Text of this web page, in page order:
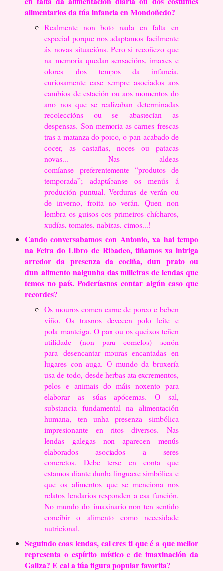
alimentarios da túa infancia en Mondoñedo?
Realmente non boto nada en falta en
especial porque nos adaptamos facilmente
ás novas situacións. Pero si recoñezo que
na memoria quedan sensacións, imaxes e
olores dos tempos da infancia,
curiosamente case sempre asociados aos
cambios de estación ou aos momentos do
ano nos que se realizaban determinadas
recoleccións ou se abastecían as
despensas. Son memoria as carnes frescas
tras a matanza do porco, opan acabado de
cocer, as castañas, noces ou patacas
novas... Nas aldeas
comíansepreferentemente “produtos de
temporada”; adaptábanse os menús á
produción puntual.Verduras de verán ou
de inverno, froita no verán. Quen non
lembra os guisos cosprimeiros chícharos,
xudías, tomates, nabizas, cimos...!
Cando conversabamos con Antonio, xa hai tempo
na Feira do Libro de Ribadeo, tiñamos xa intriga
arredor da presenza da cociña, dun prato ou
dun alimento nalgunha das milleiras de lendas que
temos no país. Poderíasnos contar algún caso que
recordes?
Os mouros comen carne de porco e beben
viño. Os trasnos devecen polo leite e
polamanteiga. O pan ou os queixos teñen
utilidade (non para comelos) senón
para desencantar mouras encantadas en
lugares con auga. O mundo da bruxería
usa detodo, desde herbas ata excrementos,
pelos e animais do máis noxento para
elaborar assúas apócemas. O sal,
substancia fundamental na alimentación
humana, ten unhapresenza simbólica
impresionante en ritos diversos. Nas
lendas galegas non aparecen menús
elaborados asociados a seres
concretos.Debe terse en conta que
estamos diante dunha linguaxe simbólica e
que os alimentos que se menciona nos
relatos lendarios responden a esa función.
No mundo do imaxinario non ten sentido
concibir o alimento como necesidade
nutricional.
Seguindo coas lendas, cal cres ti que é a que mellor
representa o espírito místico e de imaxinación da
Galiza? E cal a túa figura popular favorita?